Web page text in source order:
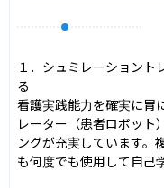
１．シュミレーション
る
看護実践能力を確実に胃
レーター（患者ロボット
ングが充実しています。
も何度でも使用して自己